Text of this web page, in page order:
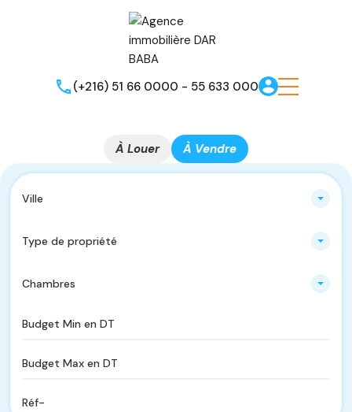
(+216) 51 66 0000 - 55 633 000
À Louer À Vendre
Ville
Type de propriété
Chambres